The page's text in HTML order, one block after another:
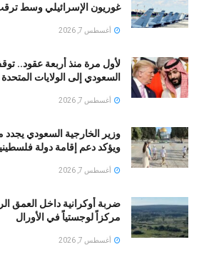
غوريون الإسرائيلي وسط
أغسطس 7, 2026
لأول مرة منذ أربعة عقود..
السعودي إلى الولايات المتحدة
أغسطس 7, 2026
وزير الخارجية السعودي
ويؤكد دعم إقامة دولة
أغسطس 7, 2026
ضربة أوكرانية داخل
مركزاً لوجستياً في الأورال
أغسطس 7, 2026